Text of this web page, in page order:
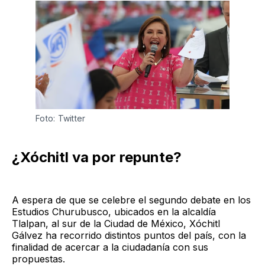
Foto: Twitter
¿Xóchitl va por repunte?
A espera de que se celebre el segundo debate en los
Estudios Churubusco, ubicados en la alcaldía
Tlalpan, al sur de la Ciudad de México, Xóchitl
Gálvez ha recorrido distintos puntos del país, con la
finalidad de acercar a la ciudadanía con sus
propuestas.